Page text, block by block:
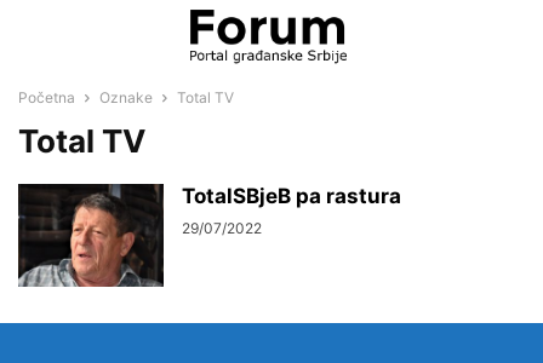
Početna Oznake Total TV
Total TV
TotalSBjeB pa rastura
29/07/2022